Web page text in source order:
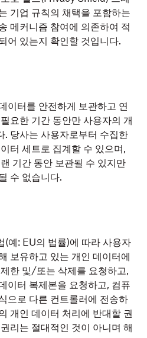
기업 규칙의 채택을 포함하는
메커니즘 참여에 의존하여 적
어 있는지 확인할 것입니다.
이터를 안전하게 보관하고 연
요한 기간 동안만 사용자의 개
. 당사는 사용자로부터 수집한
터 세트로 집계할 수 있으며,
기간 동안 보관될 수 있지만
수 없습니다.
(예: EU의 법률)에 따라 사용자
보유하고 있는 개인 데이터에
한 및/또는 삭제를 요청하고,
이터 복제본을 요청하고, 컴퓨
으로 다른 컨트롤러에 전송하
개인 데이터 처리에 반대할 권
리는 절대적인 것이 아니며 해